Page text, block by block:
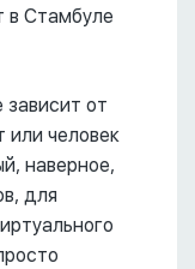
в Стамбуле
от
или человек
наверное,
для